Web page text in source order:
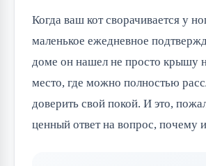
Когда ваш кот сворачивается у
маленькое ежедневное
доме он нашел не просто крышу
место, где можно полностью
доверить свой покой. И это,
ценный ответ на вопрос, почему